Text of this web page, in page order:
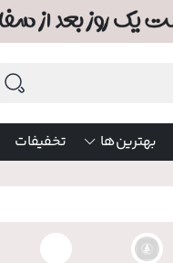
بهترین‌ها تخفیفات